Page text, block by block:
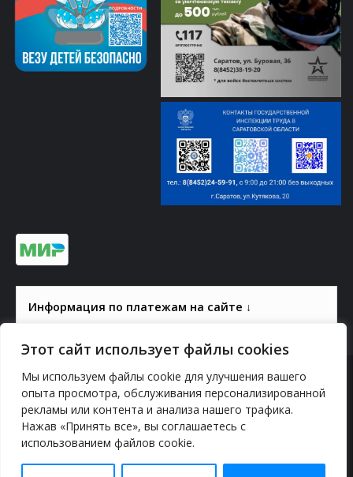
Этот сайт использует файлы cookies
Мы используем файлы cookie для улучшения вашего
опыта просмотра, обслуживания персонализированной
рекламы или контента и анализа нашего трафика.
Нажав «Принять все», вы соглашаетесь с
использованием файлов cookie.
Информация по платежам на сайте ↓
© 2000-2026, ГАУК СОМ КВЦ
Политика конфиденциальности
YouTube
vk.com